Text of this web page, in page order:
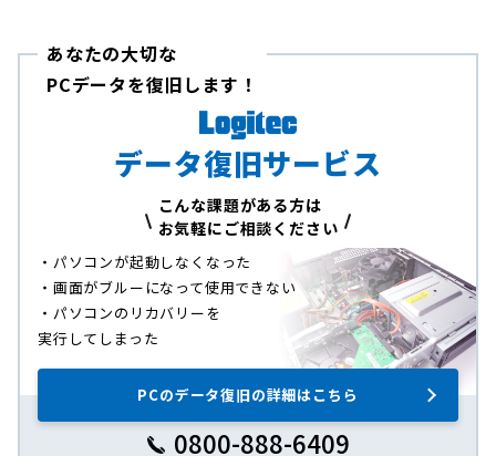
あなたの大切な
PCデータを復旧します！
データ復旧サービス
こんな課題がある方は
お気軽にご相談ください
・パソコンが起動しなくなった
・画面がブルーになって使用できない
・パソコンのリカバリーを
実行してしまった
PCのデータ復旧の詳細はこちら
0800-888-6409